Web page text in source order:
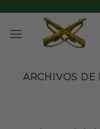
content
ARCHIVOS DE